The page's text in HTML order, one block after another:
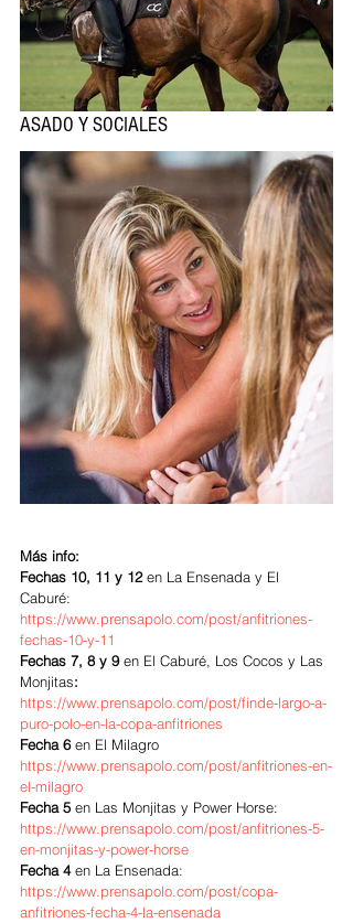
ASADO Y SOCIALES
Más info:
Fechas 10, 11 y 12 en La Ensenada y El
Caburé:
https://www.prensapolo.com/post/anfitriones-
fechas-10-y-11
Fechas 7, 8 y 9 en El Caburé, Los Cocos y Las
Monjitas:
https://www.prensapolo.com/post/finde-largo-a-
puro-polo-en-la-copa-anfitriones
Fecha 6 en El Milagro
https://www.prensapolo.com/post/anfitriones-en-
el-milagro
Fecha 5 en Las Monjitas y Power Horse:
https://www.prensapolo.com/post/anfitriones-5-
en-monjitas-y-power-horse
Fecha 4 en La Ensenada:
https://www.prensapolo.com/post/copa-
anfitriones-fecha-4-la-ensenada